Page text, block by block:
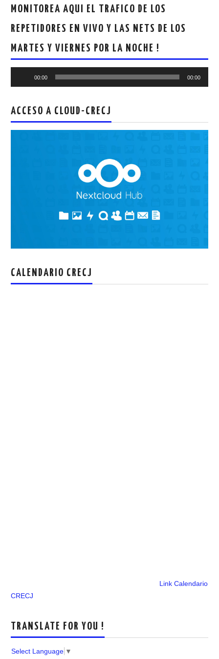
MONITOREA AQUI EL TRAFICO DE LOS
REPETIDORES EN VIVO Y LAS NETS DE LOS
MARTES Y VIERNES POR LA NOCHE !
00:00 00:00
ACCESO A CLOUD-CRECJ
CALENDARIO CRECJ
Link Calendario
CRECJ
TRANSLATE FOR YOU !
Select Language ▼